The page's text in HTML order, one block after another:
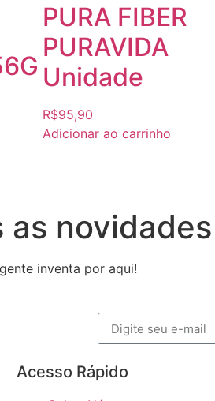
PURA FIBER
PURAVIDA
Unidade
R$95,90
Adicionar ao carrinho
as
inventa por aqui!
Acesso Rápido​